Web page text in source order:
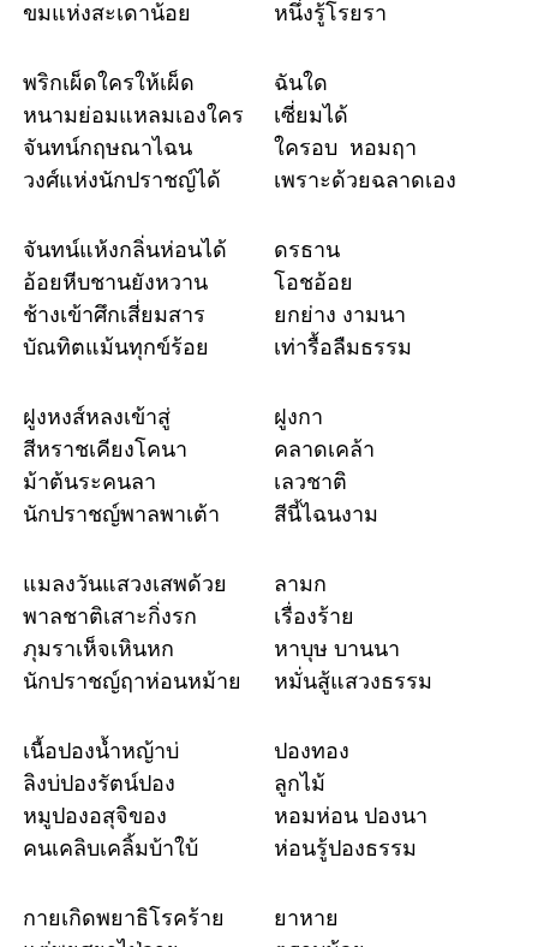
ขมแห่งสะเดาน้อย
หนึ่งรู้โรยรา
พริกเผ็ดใครให้เผ็ด
หนามย่อมแหลมเองใคร
จันทน์กฤษณาไฉน
วงศ์แห่งนักปราชญ์ได้
ฉันใด
เซี่ยมได้
ใครอบ หอมฤา
เพราะด้วยฉลาดเอง
จันทน์แห้งกลิ่นห่อนได้
อ้อยหีบชานยังหวาน
ช้างเข้าศึกเสี่ยมสาร
บัณทิตแม้นทุกข์ร้อย
ดรธาน
โอชอ้อย
ยกย่าง งามนา
เท่ารื้อลืมธรรม
ฝูงหงส์หลงเข้าสู่
สีหราชเคียงโคนา
ม้าต้นระคนลา
นักปราชญ์พาลพาเต้า
ฝูงกา
คลาดเคล้า
เลวชาติ
สีนี้ไฉนงาม
แมลงวันแสวงเสพด้วย
พาลชาติเสาะกิ่งรก
ภุมราเห็จเหินหก
นักปราชญ์ฤาห่อนหม้าย
ลามก
เรื่องร้าย
หาบุษ บานนา
หมั่นสู้แสวงธรรม
เนื้อปองน้ำหญ้าบ่
ลิงบ่ปองรัตน์ปอง
หมูปองอสุจิของ
คนเคลิบเคลิ้มบ้าใบ้
ปองทอง
ลูกไม้
หอมห่อน ปองนา
ห่อนรู้ปองธรรม
กายเกิดพยาธิโรคร้าย
ยาหาย